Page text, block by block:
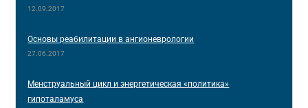
12.09.2017
Основы реабилитации в ангионеврологии
27.06.2017
Менструальный цикл и энергетическая «политика»
гипоталамуса